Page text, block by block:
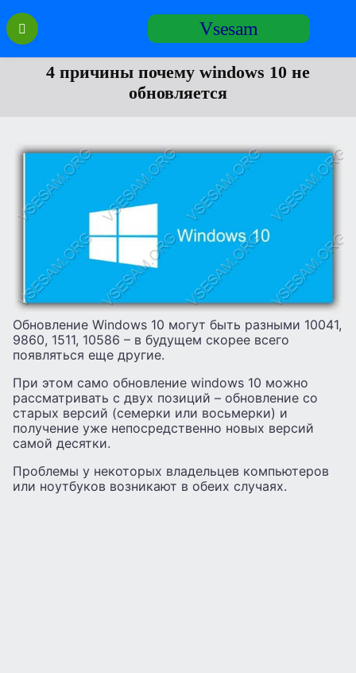
Перейти
содержанию
Vsesam
4 причины почему windows 10 не
обновляется
Обновление Windows 10 могут быть разными 10041,
9860, 1511, 10586 – в будущем скорее всего
появляться еще другие.
При этом само обновление windows 10 можно
рассматривать с двух позиций – обновление со
старых версий (семерки или восьмерки) и
получение уже непосредственно новых версий
самой десятки.
Проблемы у некоторых владельцев компьютеров
или ноутбуков возникают в обеих случаях.